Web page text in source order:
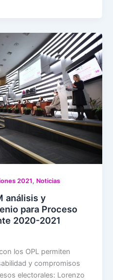
2021, Noticias
análisis y
para Proceso
2020-2021
los OPL permiten
y compromisos
electorales: Lorenzo